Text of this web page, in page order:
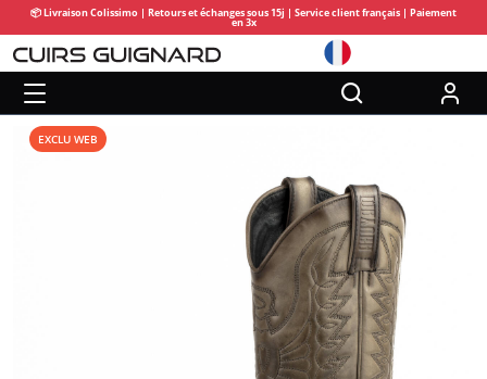
📦 Livraison Colissimo | Retours et échanges sous 15j | Service client français | Paiement
en 3x
EXCLU WEB